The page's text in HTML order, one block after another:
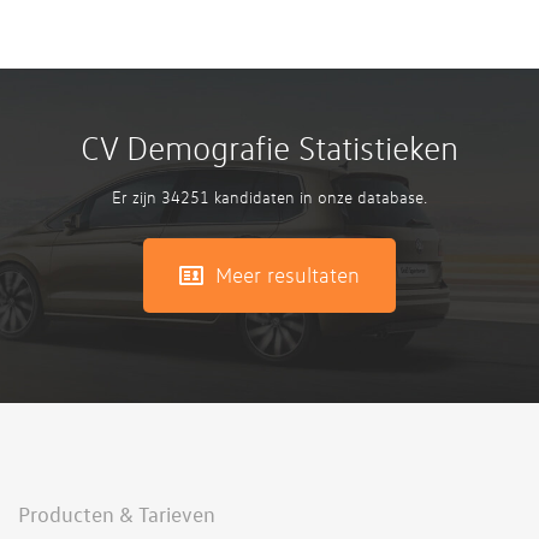
CV Demografie Statistieken
Er zijn 34251 kandidaten in onze database.
Meer resultaten
Producten & Tarieven